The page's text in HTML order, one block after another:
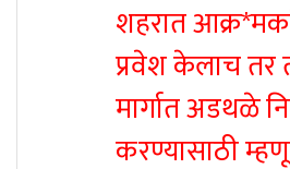
शहरात
प्रवेश केलाच तर
मार्गात अडथळे
करण्यासाठी